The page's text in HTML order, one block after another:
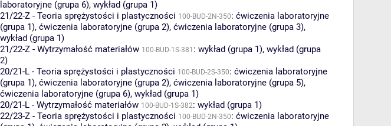
laboratoryjne (grupa 6), wykład (grupa 1)
21/22-Z - Teoria sprężystości i plastyczności 100-BUD-2N-350: ćwiczenia laboratoryjne
(grupa 1), ćwiczenia laboratoryjne (grupa 2), ćwiczenia laboratoryjne (grupa 3),
wykład (grupa 1)
21/22-Z - Wytrzymałość materiałów 100-BUD-1S-381 : wykład (grupa 1), wykład (grupa
2)
20/21-L - Teoria sprężystości i plastyczności 100-BUD-2S-350: ćwiczenia laboratoryjne
(grupa 1), ćwiczenia laboratoryjne (grupa 2), ćwiczenia laboratoryjne (grupa 5),
ćwiczenia laboratoryjne (grupa 6), wykład (grupa 1)
20/21-L - Wytrzymałość materiałów 100-BUD-1S-382: wykład (grupa 1)
22/23-Z - Teoria sprężystości i plastyczności 100-BUD-2N-350: ćwiczenia laboratoryjne